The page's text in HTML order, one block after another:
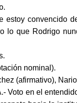
estoy convencido
lo que Rodrigo
nominal).
(afirmativo),
Voto en el